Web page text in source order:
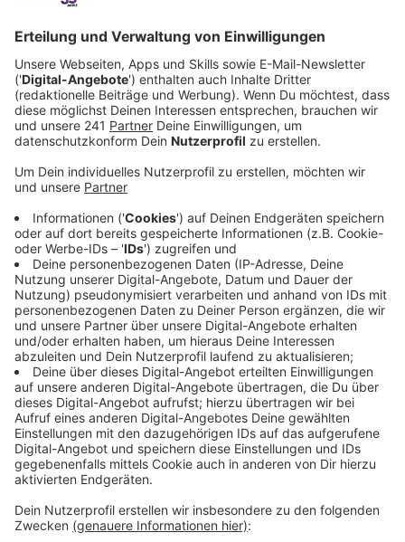
Veröffentlicht:Donnerstag, 23.03.2023 15:57
Anzeige
Wenn die Leverkusener ihren Biomüll zu Hause
Beutel – die sind aber teilweise aus Materialien, die
nicht kompostierbar sind. Das sind die häufigsten
„Störstoffe“ im Leverkusener Biomüll, sagt die AVEA.
Landen die in den neuen Biomülltonnen, verunreinigt
das die Fuhre, und der Müll kann nicht in der
Biogasanlage in Biostrom verwandelt werden.
Anzeige
Müllbeutel: Aus Recyclingpapier und
kompostierbar
Anzeige